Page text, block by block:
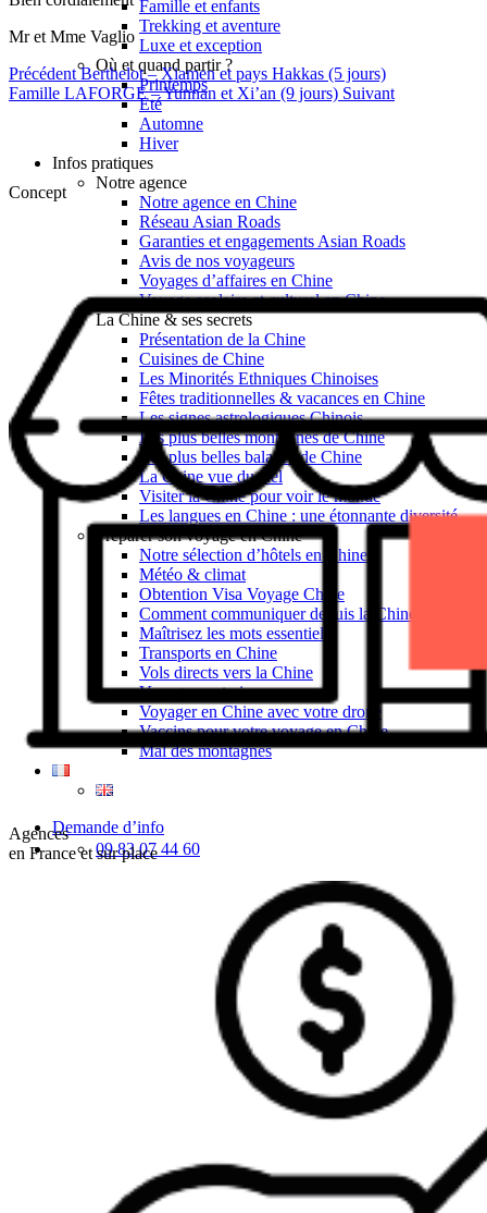
Famille et enfants
Trekking et aventure
Luxe et exception
Où et quand partir ?
Printemps
Eté
Automne
Hiver
Infos pratiques
Notre agence
Notre agence en Chine
Réseau Asian Roads
Garanties et engagements Asian Roads
Avis de nos voyageurs
Voyages d’affaires en Chine
Voyage scolaire et culturel en Chine
La Chine & ses secrets
Présentation de la Chine
Cuisines de Chine
Les Minorités Ethniques Chinoises
Fêtes traditionnelles & vacances en Chine
Les signes astrologiques Chinois
Les plus belles montagnes de Chine
Les plus belles balades de Chine
La Chine vue du ciel
Visiter la Chine pour voir le monde
Les langues en Chine : une étonnante diversité
Préparer son voyage en Chine
Notre sélection d’hôtels en Chine
Météo & climat
Obtention Visa Voyage Chine
Comment communiquer depuis la Chine ?
Maîtrisez les mots essentiels
Transports en Chine
Vols directs vers la Chine
Voyager en train
Voyager en Chine avec votre drone
Vaccins pour votre voyage en Chine
Mal des montagnes
Demande d’info
09 83 07 44 60
Mr et Mme Vaglio
PrécédentBerthelot – Xiamen et pays Hakkas (5 jours)
Famille LAFORGE – Yunnan et Xi’an (9 jours) Suivant
Concept
Agences
en France et sur place